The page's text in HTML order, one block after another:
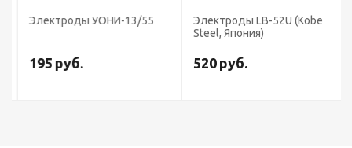
Электроды УОНИ-13/55
195руб.
Электроды LB-52U (Kobe
Steel, Япония)
520руб.